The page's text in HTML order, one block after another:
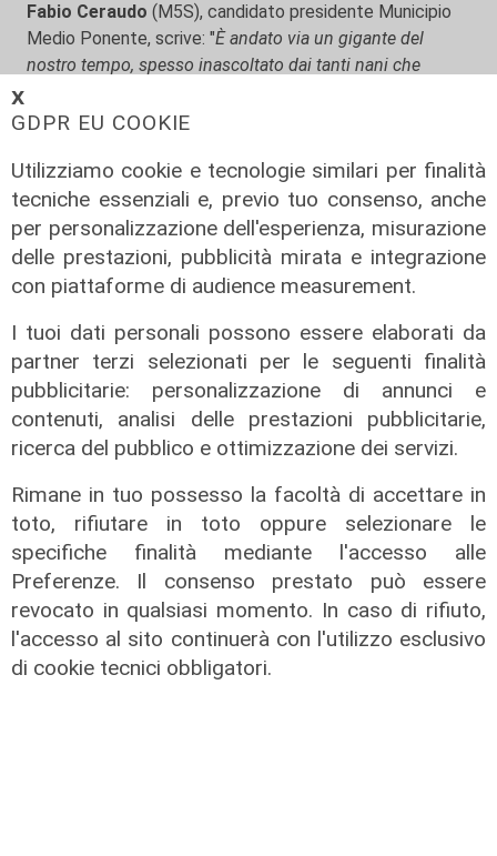
𝗫
GDPR EU COOKIE
Utilizziamo cookie e tecnologie similari per finalità
tecniche essenziali e, previo tuo consenso, anche
per personalizzazione dell'esperienza, misurazione
delle prestazioni, pubblicità mirata e integrazione
con piattaforme di audience measurement.
I tuoi dati personali possono essere elaborati da
partner terzi selezionati per le seguenti finalità
pubblicitarie: personalizzazione di annunci e
contenuti, analisi delle prestazioni pubblicitarie,
ricerca del pubblico e ottimizzazione dei servizi.
Rimane in tuo possesso la facoltà di accettare in
toto, rifiutare in toto oppure selezionare le
specifiche finalità mediante l'accesso alle
Preferenze. Il consenso prestato può essere
revocato in qualsiasi momento. In caso di rifiuto,
l'accesso al sito continuerà con l'utilizzo esclusivo
di cookie tecnici obbligatori.
Fabio Ceraudo (M5S), candidato presidente Municipio
Medio Ponente, scrive: "È andato via un gigante del
nostro tempo, spesso inascoltato dai tanti nani che
porterò nel cuore il ricordo della tua visita nello
a noi lavoratori in uno dei tanti momenti difficili. Oggi ti
piangeranno i tanti cristiani, veri, e anche chi cristiano
non è, ma sapeva riconoscere nelle tue parole il vero
messaggio di amore universale. Riposa in pace".
in Consiglio Regionale, scrive sui social:"Oggi il mondo
perde non solo un Papa, ma un uomo che ha segnato il
nostro tempo con umiltà, coraggio e visione.
Indimenticabile la sua visita a Genova, dove la sua
presenza ha lasciato un'impronta profonda nei cuori di
molti. Piangono i credenti, i non credenti, e tutti coloro
che hanno visto in lui una guida morale e spirituale. La
sua eredità di compassione, dialogo e impegno per i più
deboli continuerà a ispirarci. Grazie, Papa Francesco. Il
tuo messaggio di speranza e amore rimarrà con noi".
Per restare sempre aggiornati sulle principali
notizie sulla Liguria seguiteci sul canale
Telenord, su
Whatsapp,
Facebook